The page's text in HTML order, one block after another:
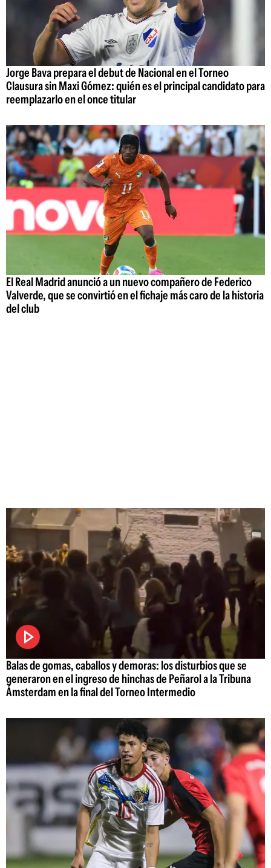
Jorge Bava prepara el debut de Nacional en el Torneo
Clausura sin Maxi Gómez: quién es el principal candidato para
reemplazarlo en el once titular
El Real Madrid anunció a un nuevo compañero de Federico
Valverde, que se convirtió en el fichaje más caro de la historia
del club
Balas de gomas, caballos y demoras: los disturbios que se
generaron en el ingreso de hinchas de Peñarol a la Tribuna
Ámsterdam en la final del Torneo Intermedio